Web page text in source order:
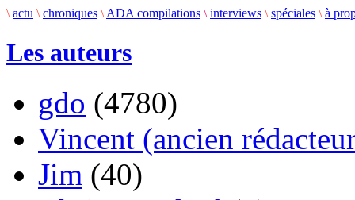
\ actu \ chroniques \ ADA compilations \ interviews \ spéciales \ à
Les auteurs
gdo (4780)
Vincent (ancien
Jim (40)